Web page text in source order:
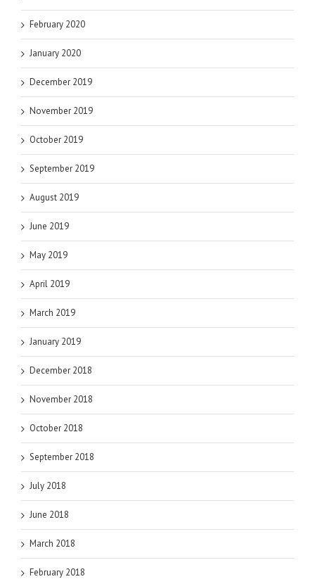
February 2020
January 2020
December 2019
November 2019
October 2019
September 2019
August 2019
June 2019
May 2019
April 2019
March 2019
January 2019
December 2018
November 2018
October 2018
September 2018
July 2018
June 2018
March 2018
February 2018